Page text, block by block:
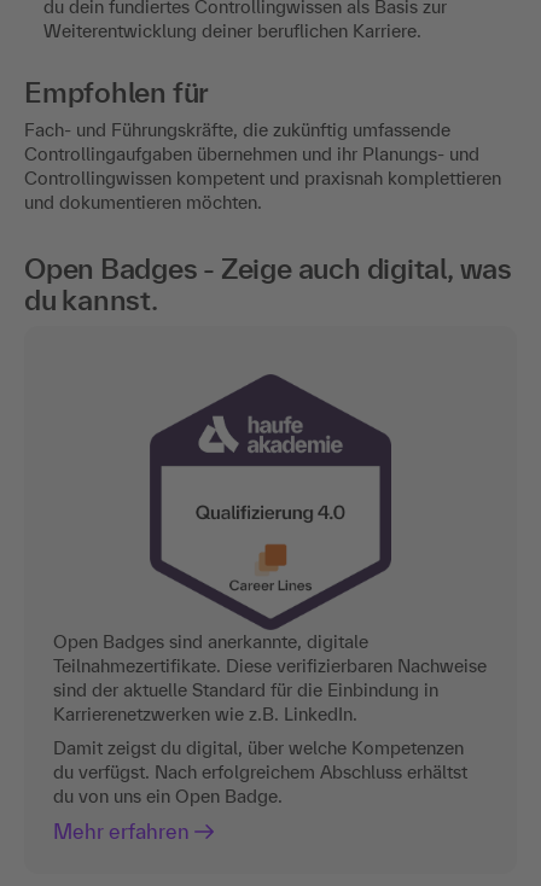
du dein fundiertes Controllingwissen als Basis zur
Weiterentwicklung deiner beruflichen Karriere.
Empfohlen für
Fach- und Führungskräfte, die zukünftig umfassende
Controllingaufgaben übernehmen und ihr Planungs- und
Controllingwissen kompetent und praxisnah komplettieren
und dokumentieren möchten.
Open Badges - Zeige auch digital, was
du kannst.
Open Badges sind anerkannte, digitale
Teilnahmezertifikate. Diese verifizierbaren Nachweise
sind der aktuelle Standard für die Einbindung in
Karrierenetzwerken wie z.B. LinkedIn.
Damit zeigst du digital, über welche Kompetenzen
du verfügst. Nach erfolgreichem Abschluss erhältst
du von uns ein Open Badge.
Mehr erfahren